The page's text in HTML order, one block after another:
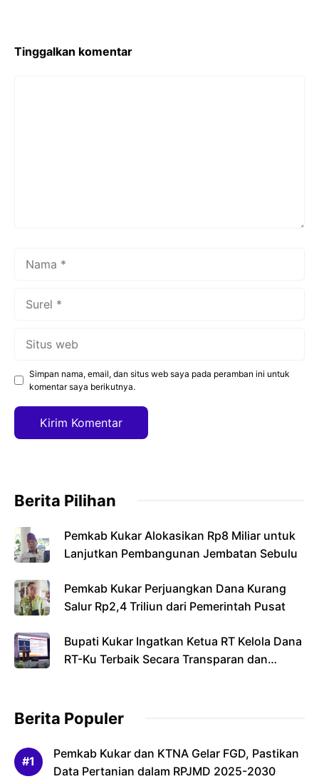
k
Tinggalkan komentar
Simpan nama, email, dan situs web saya pada peramban ini untuk
komentar saya berikutnya.
Berita Pilihan
Pemkab Kukar Alokasikan Rp8 Miliar untuk
Lanjutkan Pembangunan Jembatan Sebulu
Pemkab Kukar Perjuangkan Dana Kurang
Salur Rp2,4 Triliun dari Pemerintah Pusat
Bupati Kukar Ingatkan Ketua RT Kelola Dana
RT-Ku Terbaik Secara Transparan dan
Berita Populer
Pemkab Kukar dan KTNA Gelar FGD, Pastikan
Data Pertanian dalam RPJMD 2025-2030